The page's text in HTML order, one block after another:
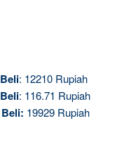
Beli: 12210 Rupiah
Beli: 116.71 Rupiah
Beli: 19929 Rupiah